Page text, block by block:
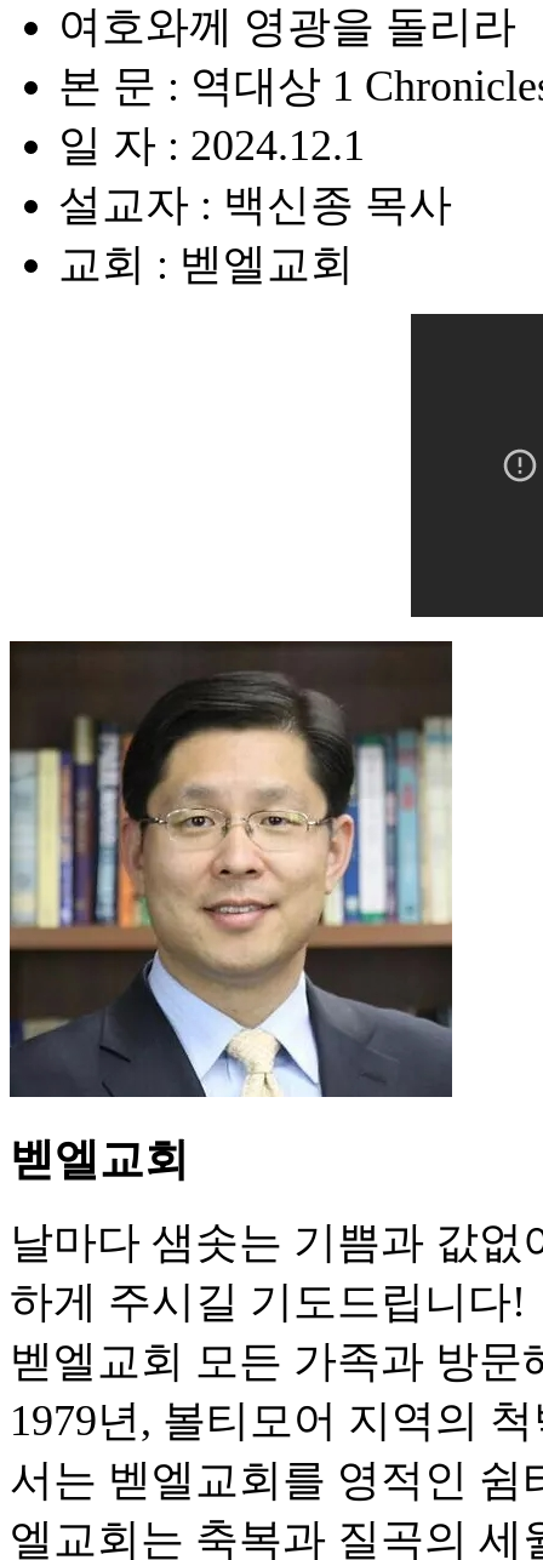
여호와께 영광을 돌리라
본 문 : 역대상 1
일 자 : 2024.12.1
설교자 : 백신종 목사
교회 : 벧엘교회
벧엘교회
날마다 샘솟는 기쁨과 값
하게 주시길 기도드립니다!
벧엘교회 모든 가족과 방
1979년, 볼티모어 지역의
서는 벧엘교회를 영적인 쉼
엘교회는 축복과 질곡의